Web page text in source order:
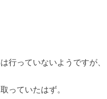
行っていないようですが、
っていたはず。